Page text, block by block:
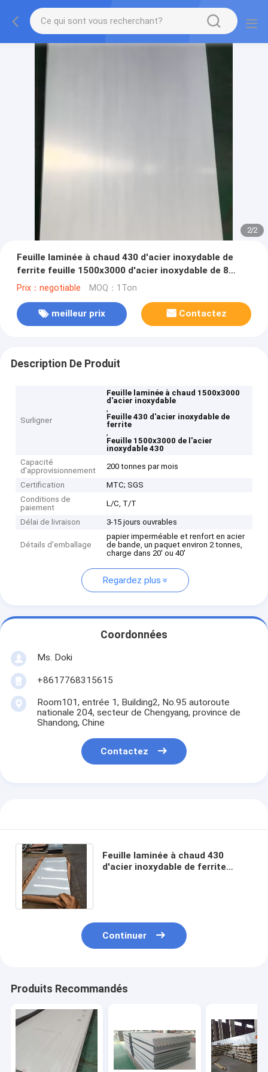
2/2
Feuille laminée à chaud 430 d'acier inoxydable de
ferrite feuille 1500x3000 d'acier inoxydable de 8
mesures
Prix：negotiable MOQ：1Ton
meilleur prix Contactez
Description De Produit
Surligner
Feuille laminée à chaud 1500x3000
d'acier inoxydable
,
Feuille 430 d'acier inoxydable de
ferrite
,
Feuille 1500x3000 de l'acier
inoxydable 430
Capacité
d'approvisionnement
200 tonnes par mois
Certification
MTC; SGS
Conditions de
paiement
L/C, T/T
Délai de livraison 3-15 jours ouvrables
Détails d'emballage
papier imperméable et renfort en acier
de bande, un paquet environ 2 tonnes,
charge dans 20' ou 40'
Regardez plus
Coordonnées
Ms. Doki
+8617768315615
Room101, entrée 1, Building2, No.95 autoroute
nationale 204, secteur de Chengyang, province de
Shandong, Chine
Contactez
Feuille laminée à chaud 430
d'acier inoxydable de ferrite
Continuer
Produits Recommandés